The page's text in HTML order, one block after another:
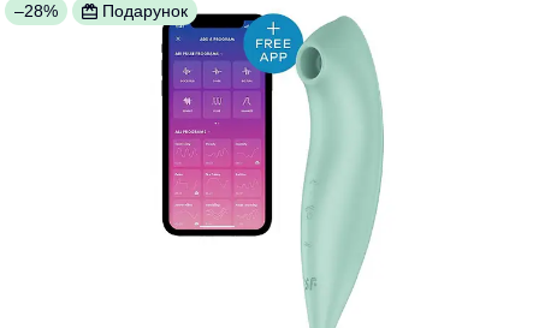
–28% Подарунок